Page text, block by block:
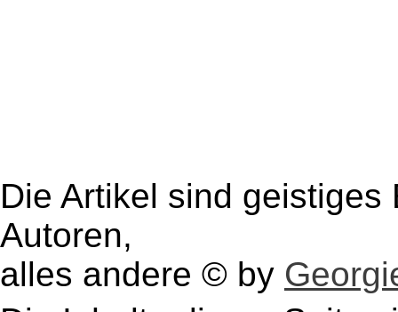
Die Artikel sind
Autoren,
alles andere © by